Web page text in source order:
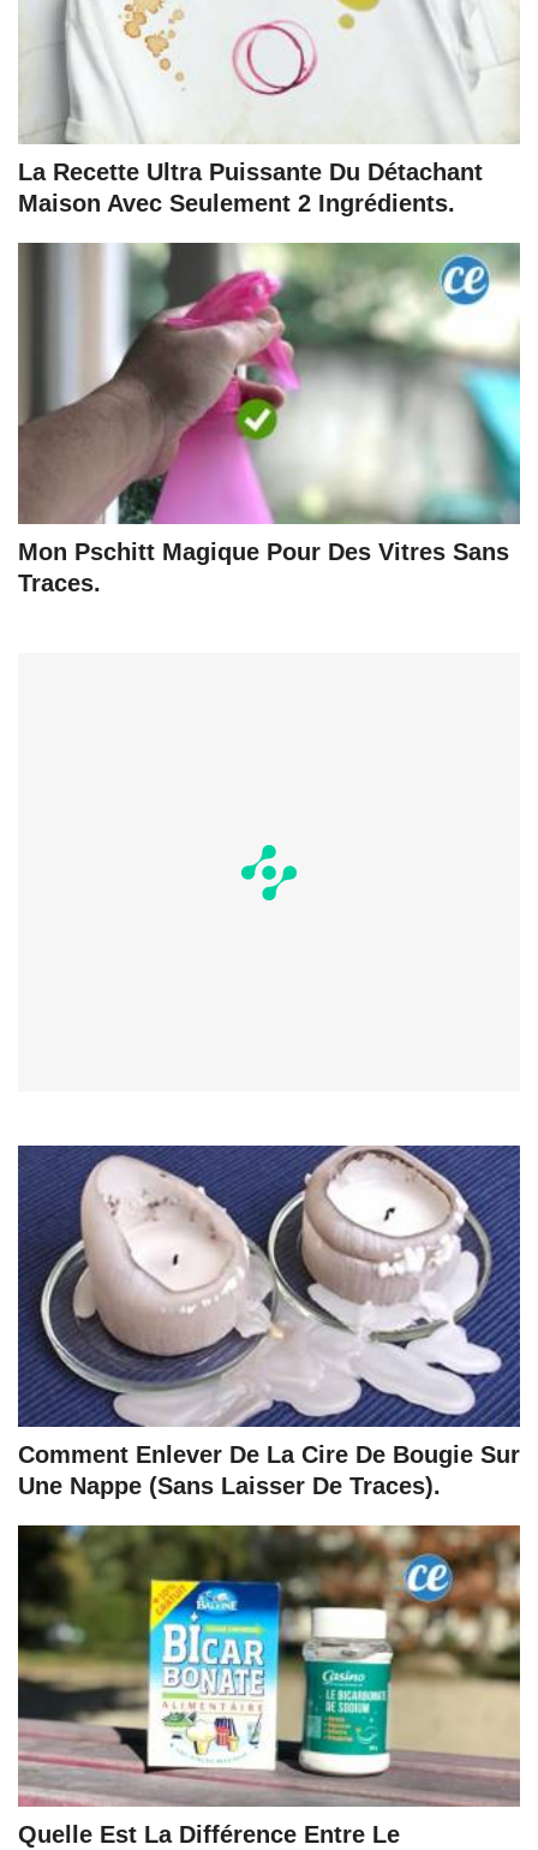
La Recette Ultra Puissante Du Détachant
Maison Avec Seulement 2 Ingrédients.
Mon Pschitt Magique Pour Des Vitres Sans
Traces.
Comment Enlever De La Cire De Bougie Sur
Une Nappe (Sans Laisser De Traces).
Quelle Est La Différence Entre Le